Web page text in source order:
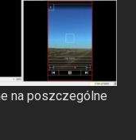
na poszczególne